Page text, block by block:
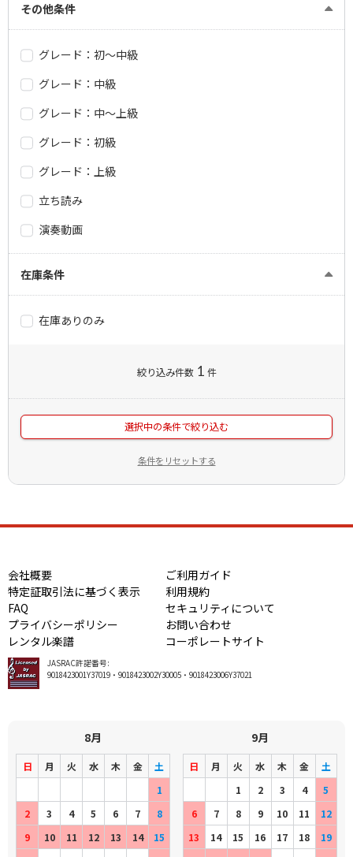
その他条件
グレード：初～中級
グレード：中級
グレード：中～上級
グレード：初級
グレード：上級
立ち読み
演奏動画
在庫条件
在庫ありのみ
絞り込み件数 1 件
選択中の条件で絞り込む
条件をリセットする
会社概要
ご利用ガイド
特定証取引法に基づく表示
利用規約
FAQ
セキュリティについて
プライバシーポリシー
お問い合わせ
レンタル楽譜
コーポレートサイト
JASRAC許諾番号:
9018423001Y37019・9018423002Y30005・9018423006Y37021
8月
日 月 火 水 木 金
土
1
2
3 4 5 6 7
8
9
10 11 12 13 14
15
9月
日 月 火 水 木 金
土
1
2 3 4
5
6
7 8 9 10 11
12
13
14 15 16 17 18
19